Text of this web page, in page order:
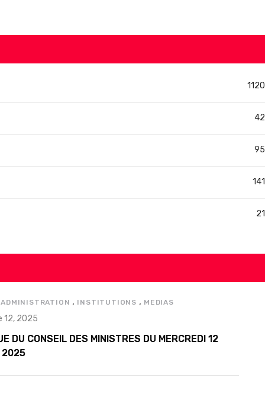
1120
42
95
141
21
ADMINISTRATION , INSTITUTIONS , MEDIAS
12, 2025
DU CONSEIL DES MINISTRES DU MERCREDI 12
2025